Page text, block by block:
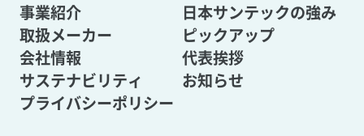
事業紹介
日本サンテックの強み
取扱メーカー
ピックアップ
会社情報
代表挨拶
サステナビリティ
お知らせ
プライバシーポリシー